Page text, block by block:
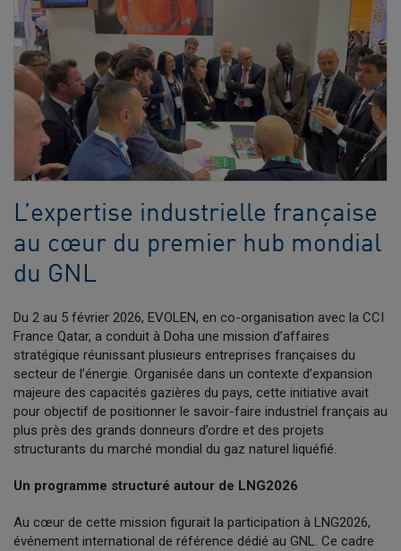
L’expertise industrielle française
au cœur du premier hub mondial
du GNL
Du 2 au 5 février 2026, EVOLEN, en co-organisation avec la CCI
France Qatar, a conduit à Doha une mission d’affaires
stratégique réunissant plusieurs entreprises françaises du
secteur de l’énergie. Organisée dans un contexte d’expansion
majeure des capacités gazières du pays, cette initiative avait
pour objectif de positionner le savoir-faire industriel français au
plus près des grands donneurs d’ordre et des projets
structurants du marché mondial du gaz naturel liquéfié.
Un programme structuré autour de LNG2026
Au cœur de cette mission figurait la participation à LNG2026,
événement international de référence dédié au GNL. Ce cadre